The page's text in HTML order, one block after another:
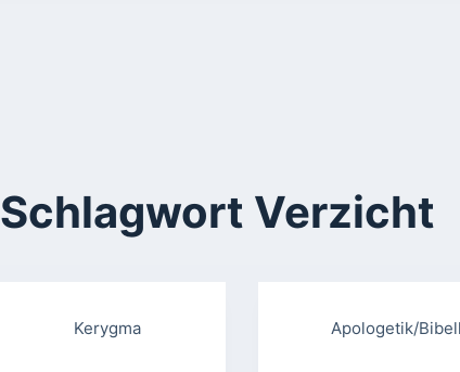
Schlagwort Verzicht
Kerygma Apologetik/